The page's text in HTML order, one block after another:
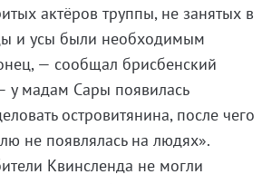
актёров труппы, не занятых в
и усы были необходимым
— сообщал брисбенский
у мадам Сары появилась
островитянина, после чего
не появлялась на людях».
Квинсленда не могли